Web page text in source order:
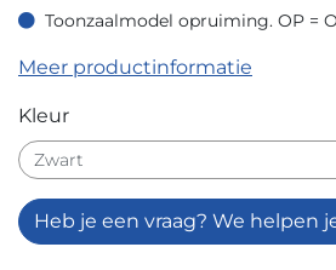
Toonzaalmodel opruiming. OP = OP
Toonzaalmodel opruiming. OP =
Meer productinformatie
Kleur
Heb je een vraag? We helpen